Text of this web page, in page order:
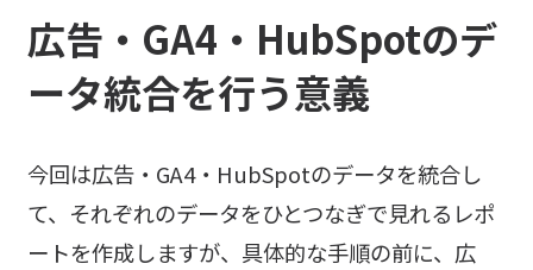
広告・GA4・HubSpotのデ
ータ統合を行う意義
今回は広告・GA4・HubSpotのデータを統合し
て、それぞれのデータをひとつなぎで見れるレポ
ートを作成しますが、具体的な手順の前に、広